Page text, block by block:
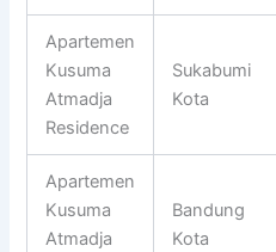
Apartemen
Kusuma
Atmadja
Residence
Sukabumi
Kota
Apartemen
Kusuma
Atmadja
Bandung
Kota